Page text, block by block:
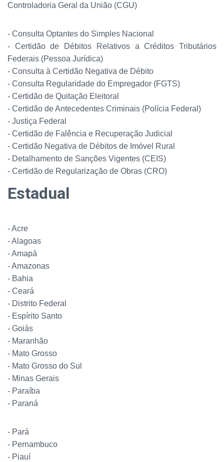
Controladoria Geral da União (CGU)
- Consulta Optantes do Simples Nacional
- Certidão de Débitos Relativos a Créditos Tributários
Federais (Pessoa Jurídica)
- Consulta à Certidão Negativa de Débito
- Consulta Regularidade do Empregador (FGTS)
- Certidão de Quitação Eleitoral
- Certidão de Antecedentes Criminais (Polícia Federal)
- Justiça Federal
- Certidão de Falência e Recuperação Judicial
- Certidão Negativa de Débitos de Imóvel Rural
- Detalhamento de Sanções Vigentes (CEIS)
- Certidão de Regularização de Obras (CRO)
Estadual
- Acre
- Alagoas
- Amapá
- Amazonas
- Bahia
- Ceará
- Distrito Federal
- Espírito Santo
- Goiás
- Maranhão
- Mato Grosso
- Mato Grosso do Sul
- Minas Gerais
- Paraíba
- Paraná
- Pará
- Pernambuco
- Piauí